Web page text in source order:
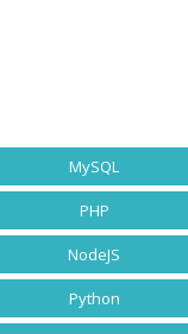
MySQL
PHP
NodeJS
Python